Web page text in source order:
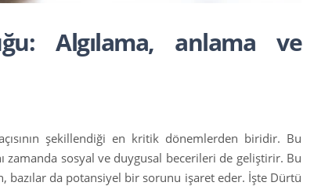
Algılama, anlama ve
şekillendiği en kritik dönemlerden biridir. Bu
zamanda sosyal ve duygusal becerileri de geliştirir. Bu
da potansiyel bir sorunu işaret eder. İşte Dürtü